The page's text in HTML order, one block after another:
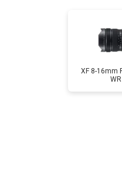
XF 8-16mm
WR